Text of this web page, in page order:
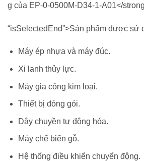
g của EP-0-0500M-D34-1-A01</
“isSelectedEnd”>Sản phẩm được sử
Máy ép nhựa và máy đúc.
Xi lanh thủy lực.
Máy gia công kim loại.
Thiết bị đóng gói.
Dây chuyền tự động hóa.
Máy chế biến gỗ.
Hệ thống điều khiển chuyển động.